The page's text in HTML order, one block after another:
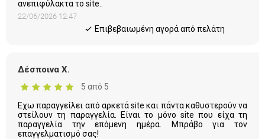
ανεπιφύλακτα το site..
22/06/2026 12:47
Eπιβεβαιωμένη αγορά από πελάτη
Δέσποινα Χ.
5 από 5
Εχω παραγγείλει από αρκετά site και πάντα καθυστερούν να
στείλουν τη παραγγελία. Είναι το μόνο site που είχα τη
παραγγελία την επόμενη ημέρα. Μπράβο για τον
επαγγελματισμό σας!